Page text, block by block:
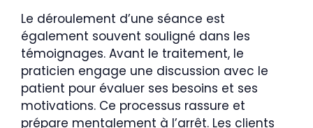
Le déroulement d’une séance est
également souvent souligné dans les
témoignages. Avant le traitement, le
praticien engage une discussion avec le
patient pour évaluer ses besoins et ses
motivations. Ce processus rassure et
prépare mentalement à l’arrêt. Les clients